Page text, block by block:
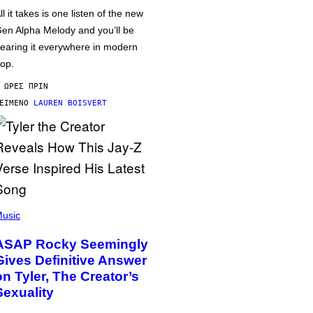
it takes is one listen of the new
Alpha Melody and you’ll be
it everywhere in modern
ΏΡΕΣ ΠΡΙΝ
LAUREN BOISVERT
Rocky Seemingly
Definitive Answer
Tyler, The Creator’s